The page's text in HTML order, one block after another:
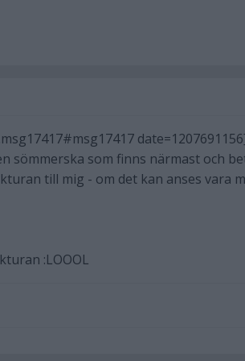
sömmerska som finns närmast och
till mig - om det kan anses vara
:LOOOL